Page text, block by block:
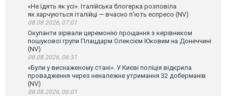
«Не їдять як усі». Італійська блогерка розповіла
як харчуються італійці — вчасно п’ють еспресо (NV)
08.08.2026, 07:01
Окупанти зірвали церемонію прощання з керівником
пошукової групи Плацдарм Олексієм Юковим на Донеччині
(NV)
08.08.2026, 06:31
«Були у виснаженому стані». У Києві поліція відкрила
провадження через неналежне утримання 32 доберманів
(NV)
08.08.2026, 06:01